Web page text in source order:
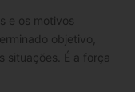
e os motivos
objetivo,
situações. É a força